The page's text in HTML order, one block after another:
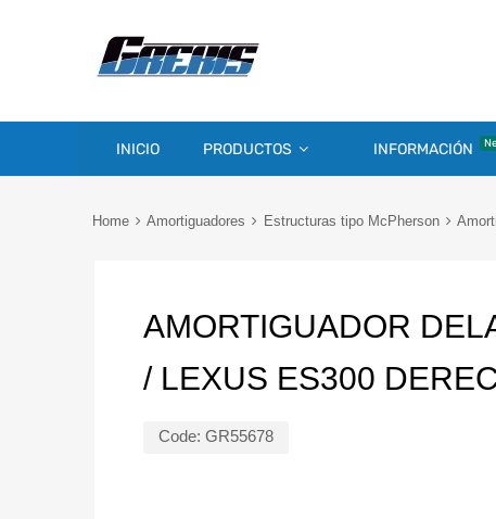
INICIO PRODUCTOS INFORMACIÓN
Home Amortiguadores Estructuras tipo McPherson
AMORTIGUADOR
/ LEXUS ES300
Code: GR55678